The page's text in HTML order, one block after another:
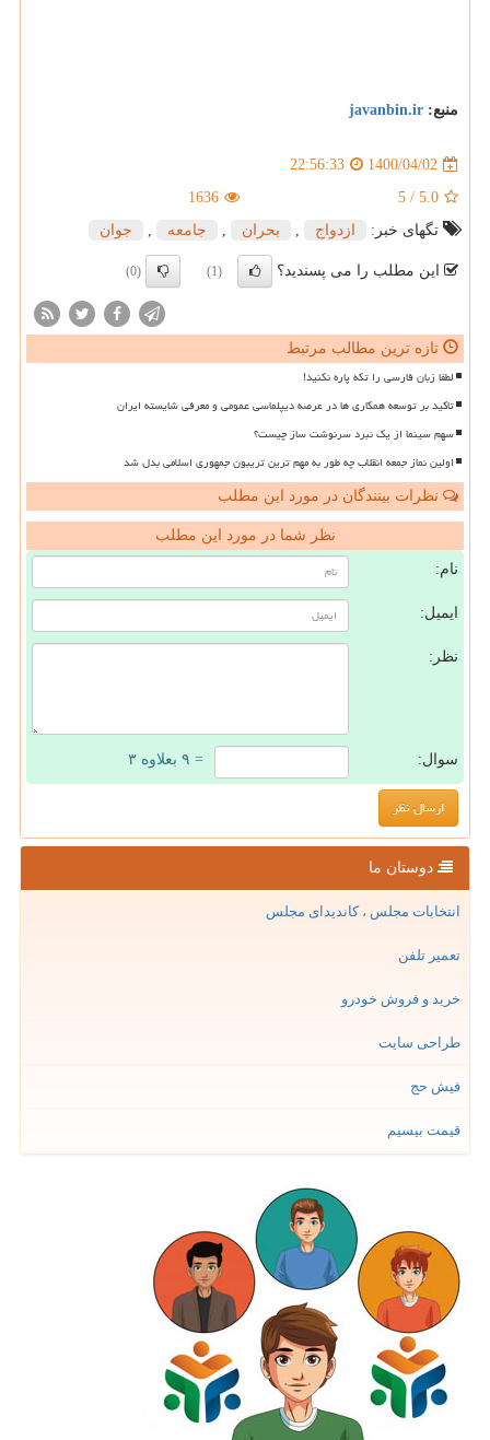
منبع: javanbin.ir
1400/04/02
22:56:33
5.0
/
5
1636
تگهای خبر:
ازدواج , بحران , جامعه , جوان
این مطلب را می پسندید؟ (1)
(0)
تازه ترین مطالب مرتبط
لطفا زبان فارسی را تکه پاره نکنید!
تاکید بر توسعه همکاری ها در عرصه دیپلماسی عمومی و معرفی شایسته ایران
سهم سینما از یک نبرد سرنوشت ساز چیست؟
اولین نماز جمعه انقلاب چه طور به مهم ترین تریبون جمهوری اسلامی بدل شد
نظرات بینندگان در مورد این مطلب
نظر شما در مورد این مطلب
نام:
ایمیل:
نظر:
سوال: = ۹ بعلاوه ۳
دوستان ما
انتخابات مجلس ، کاندیدای مجلس
تعمیر تلفن
خرید و فروش خودرو
طراحی سایت
فیش حج
قیمت بیسیم